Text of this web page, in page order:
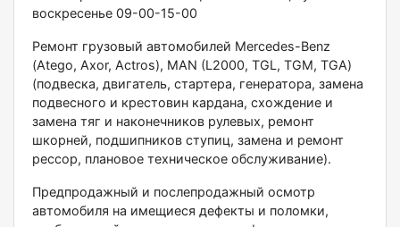
вoскресенье 09-00-15-00
Ремонт грузовый автомобилей Меrсеdеs-Веnz
(Аtеgо, Ахоr, Асtrоs), МАN (L2000, ТGL, ТGМ, ТGА)
(подвеска, двигатель, стартера, генератора, замена
подвесного и крестовин кардана, схождение и
замена тяг и наконечников рулевых, ремонт
шкорней, подшипников ступиц, замена и ремонт
рессор, плановое техническое обслуживание).
Предпродажный и послепродажный осмотр
автомобиля на имещиеся дефекты и поломки,